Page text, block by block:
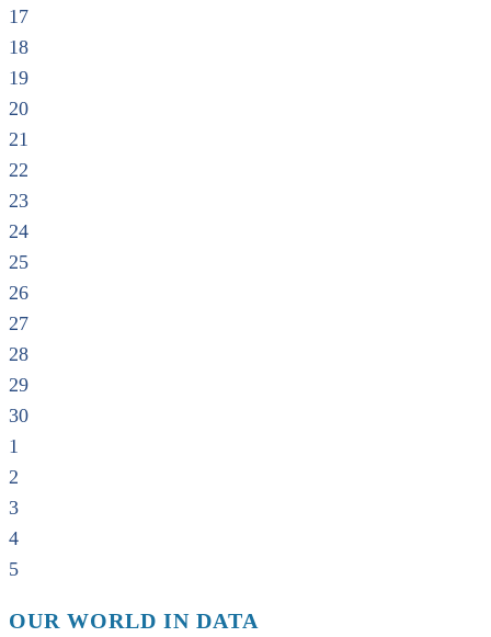
17
18
19
20
21
22
23
24
25
26
27
28
29
30
1
2
3
4
5
OUR WORLD IN DATA